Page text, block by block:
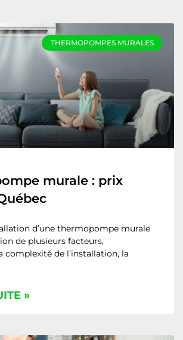
THERMOPOMPES MURALES
murale : prix
d’une thermopompe murale
de plusieurs facteurs,
complexité de l’installation, la
»